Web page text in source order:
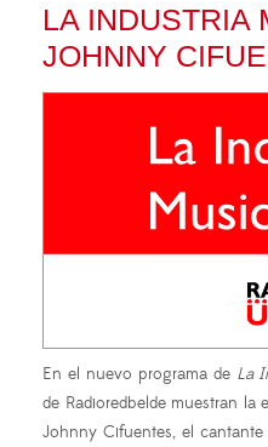
LA INDUSTRIA
JOHNNY
En el nuevo programa de La
de Radioredbelde muestran
Johnny Cifuentes, el